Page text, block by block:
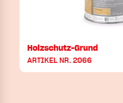
Holzschutz-Grund
ARTIKEL NR. 2066